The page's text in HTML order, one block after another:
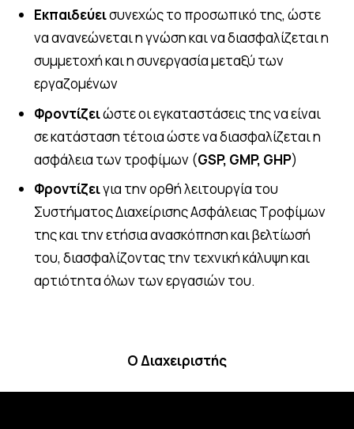
EN GR
Εκπαιδεύεισυνεχώς το προσωπικό της, ώστε
να ανανεώνεται η γνώση και να διασφαλίζεται η
συμμετοχή και η συνεργασία μεταξύ των
εργαζομένων
Φροντίζειώστε οι εγκαταστάσεις της να είναι
σε κατάσταση τέτοια ώστε να διασφαλίζεται η
ασφάλεια των τροφίμων (GSP, GMP, GHP)
Φροντίζειγια την ορθή λειτουργία του
Συστήματος Διαχείρισης Ασφάλειας Τροφίμων
της και την ετήσια ανασκόπηση και βελτίωσή
του, διασφαλίζοντας την τεχνική κάλυψη και
αρτιότητα όλων των εργασιών του.
Ο Διαχειριστής